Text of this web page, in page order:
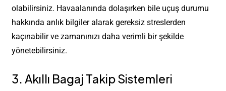
olabilirsiniz. Havaalanında dolaşırken bile uçuş durumu
hakkında anlık bilgiler alarak gereksiz streslerden
kaçınabilir ve zamanınızı daha verimli bir şekilde
yönetebilirsiniz.
3. Akıllı Bagaj Takip Sistemleri